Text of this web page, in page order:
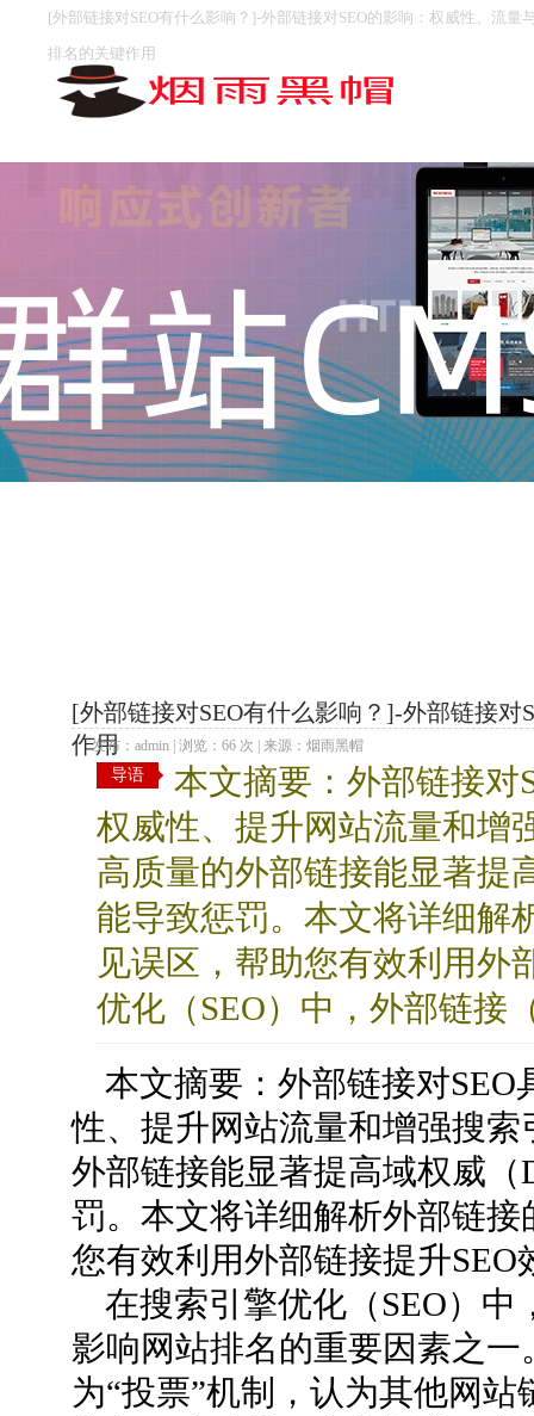
[外部链接对SEO有什么影响？]-外部链接对SEO的影响：权威性、流量
排名的关键作用
[外部链接对SEO有什么影响？]-外部链接
作用
发布：admin | 浏览：66 次 | 来源：烟雨黑帽
导语
本文摘要：外部链接对
权威性、提升网站流量和增
高质量的外部链接能显著提
能导致惩罚。本文将详细解
见误区，帮助您有效利用外
优化（SEO）中，外部链接
本文摘要：外部链接对
性、提升网站流量和增强搜
外部链接能显著提高域权威
罚。本文将详细解析外部链
您有效利用外部链接提升SEO
在搜索引擎优化（SEO）
影响网站排名的重要因素之
为“投票”机制，认为其他网